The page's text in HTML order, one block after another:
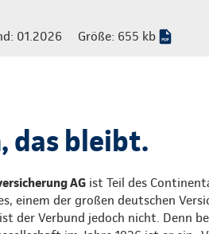
01.2026 Größe: 655 kb
das bleibt.
AGist Teil des
einem der großen deutschen
der Verbund jedoch nicht. Denn